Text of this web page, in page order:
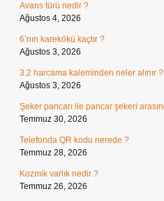
Avans türü nedir ?
Ağustos 4, 2026
6’nın karekökü kaçtır ?
Ağustos 3, 2026
3.2 harcama kaleminden neler alınır ?
Ağustos 3, 2026
Şeker pancarı ile pancar şekeri
Temmuz 30, 2026
Telefonda QR kodu nerede ?
Temmuz 28, 2026
Kozmik varlık nedir ?
Temmuz 26, 2026